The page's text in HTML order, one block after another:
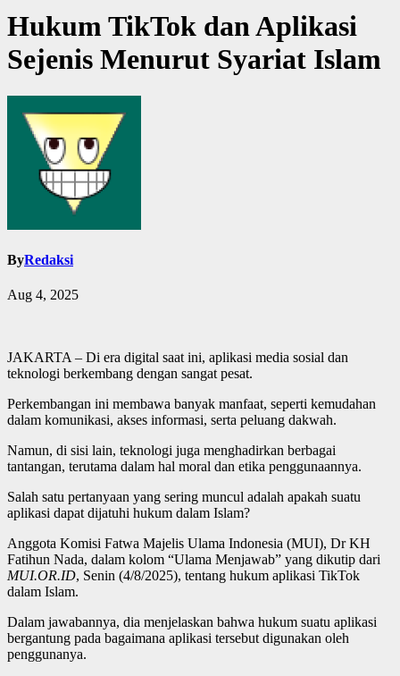
Hukum TikTok dan Aplikasi
Sejenis Menurut Syariat Islam
ByRedaksi
Aug 4, 2025
JAKARTA – Di era digital saat ini, aplikasi media sosial dan
teknologi berkembang dengan sangat pesat.
Perkembangan ini membawa banyak manfaat, seperti kemudahan
dalam komunikasi, akses informasi, serta peluang dakwah.
Namun, di sisi lain, teknologi juga menghadirkan berbagai
tantangan, terutama dalam hal moral dan etika penggunaannya.
Salah satu pertanyaan yang sering muncul adalah apakah suatu
aplikasi dapat dijatuhi hukum dalam Islam?
Anggota Komisi Fatwa Majelis Ulama Indonesia (MUI), Dr KH
Fatihun Nada, dalam kolom “Ulama Menjawab” yang dikutip dari
MUI.OR.ID, Senin (4/8/2025), tentang hukum aplikasi TikTok
dalam Islam.
Dalam jawabannya, dia menjelaskan bahwa hukum suatu aplikasi
bergantung pada bagaimana aplikasi tersebut digunakan oleh
penggunanya.